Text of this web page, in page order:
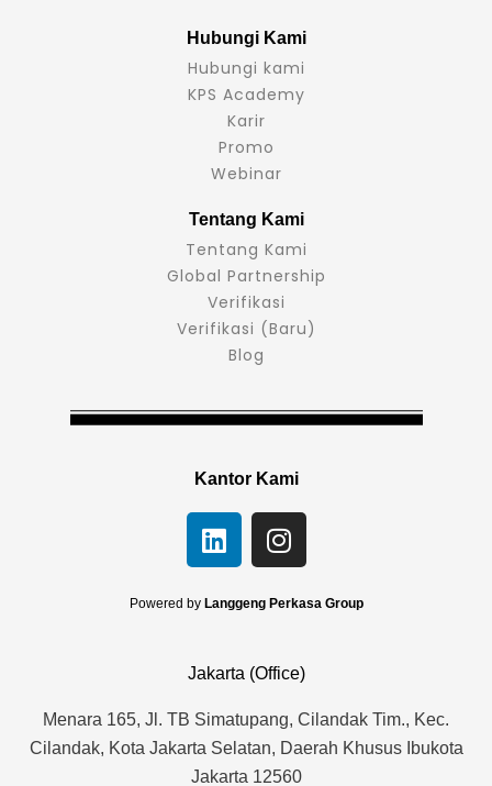
Hubungi Kami
Hubungi kami
KPS Academy
Karir
Promo
Webinar
Tentang Kami
Tentang Kami
Global Partnership
Verifikasi
Verifikasi (Baru)
Blog
Kantor Kami
L
i
n
k
d
i
n
I
n
s
t
g
r
a
m
Powered by Langgeng Perkasa Group
Jakarta (Office)
Menara 165, Jl. TB Simatupang, Cilandak Tim., Kec.
Cilandak, Kota Jakarta Selatan, Daerah Khusus Ibukota
Jakarta 12560